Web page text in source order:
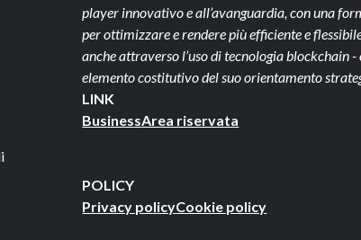
player innovativo e all’avanguardia, con una
per ottimizzare e rendere più efficiente e
anche attraverso l’uso di tecnologia blockchain
elemento costitutivo del suo orientamento
LINK
BusinessArea riservata
POLICY
Privacy policyCookie policy